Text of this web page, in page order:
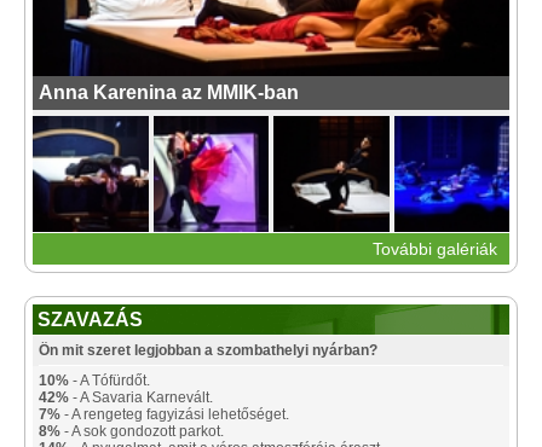
Anna Karenina az MMIK-ban
További galériák
SZAVAZÁS
Ön mit szeret legjobban a szombathelyi nyárban?
10% - A Tófürdőt.
42% - A Savaria Karnevált.
7% - A rengeteg fagyizási lehetőséget.
8% - A sok gondozott parkot.